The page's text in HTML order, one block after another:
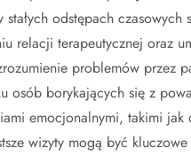
stałych odstępach czasowych
relacji terapeutycznej oraz
problemów przez
osób borykających się z
emocjonalnymi, takimi jak
wizyty mogą być